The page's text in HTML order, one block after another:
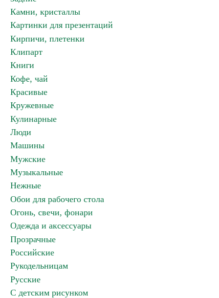
Камни, кристаллы
Картинки для презентаций
Кирпичи, плетенки
Клипарт
Книги
Кофе, чай
Красивые
Кружевные
Кулинарные
Люди
Машины
Мужские
Музыкальные
Нежные
Обои для рабочего стола
Огонь, свечи, фонари
Одежда и аксессуары
Прозрачные
Российские
Рукодельницам
Русские
С детским рисунком